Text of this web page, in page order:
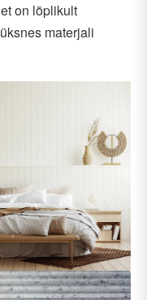
on lõplikult
materjali